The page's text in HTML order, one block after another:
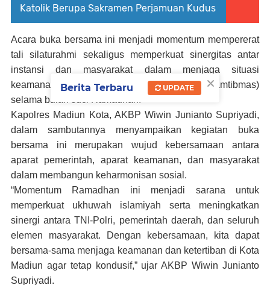
Katolik Berupa Sakramen Perjamuan Kudus
Acara buka bersama ini menjadi momentum mempererat
tali silaturahmi sekaligus memperkuat sinergitas antar
instansi dan masyarakat dalam menjaga situasi
keamanan dan ketertiban masyarakat (kamtibmas)
selama bulan suci Ramadhan.
Kapolres Madiun Kota, AKBP Wiwin Junianto Supriyadi,
dalam sambutannya menyampaikan kegiatan buka
bersama ini merupakan wujud kebersamaan antara
aparat pemerintah, aparat keamanan, dan masyarakat
dalam membangun keharmonisan sosial.
“Momentum Ramadhan ini menjadi sarana untuk
memperkuat ukhuwah islamiyah serta meningkatkan
sinergi antara TNI-Polri, pemerintah daerah, dan seluruh
elemen masyarakat. Dengan kebersamaan, kita dapat
bersama-sama menjaga keamanan dan ketertiban di Kota
Madiun agar tetap kondusif,” ujar AKBP Wiwin Junianto
Supriyadi.
×
Berita Terbaru UPDATE